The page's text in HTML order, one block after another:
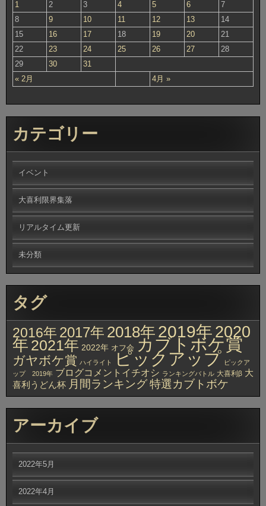
« 2月 4月 »
1 2 3 4 5 6
7
8
9 10 11 12 13
14
15
16 17 18 19 20
21
22
23 24 25 26 27
28
29
30 31
カテゴリー
イベント
大喜利限界集落
リアルタイム更新
未分類
タグ
2016年 2017年 2018年 2019年2020
年 2021年 2022年 オフ会 カブトボケ賞
ガヤボケ賞 ハイライト ピックアップ ピックア
ップ 2019年 ブログコメントイチオシ ランキングバトル 大喜利β 大
喜利うどん杯 月間ランキング特選カブトボケ
アーカイブ
2022年5月
2022年4月